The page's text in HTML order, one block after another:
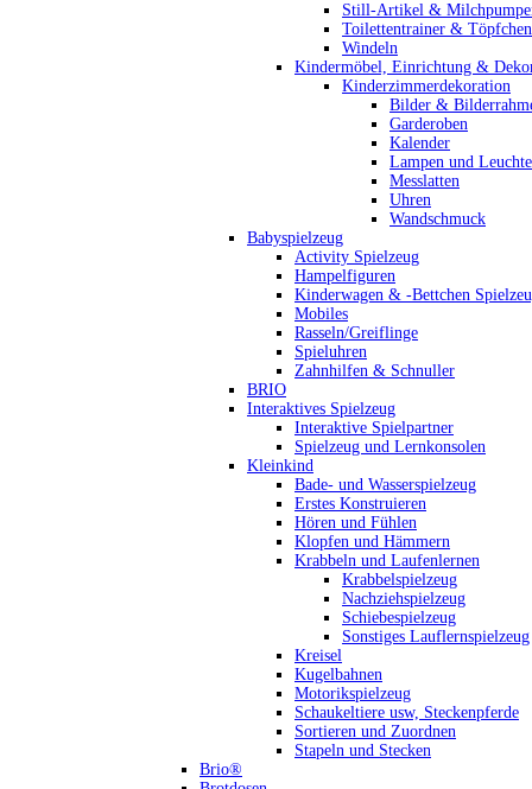
Still-Artikel &
Toilettentrainer & Töpfchen
Windeln
Kindermöbel, Einrichtung &
Kinderzimmerdekoration
Bilder &
Garderoben
Kalender
Lampen und
Messlatten
Uhren
Wandschmuck
Babyspielzeug
Activity Spielzeug
Hampelfiguren
Kinderwagen & -Bettchen
Mobiles
Rasseln/Greiflinge
Spieluhren
Zahnhilfen & Schnuller
BRIO
Interaktives Spielzeug
Interaktive Spielpartner
Spielzeug und Lernkonsolen
Kleinkind
Bade- und Wasserspielzeug
Erstes Konstruieren
Hören und Fühlen
Klopfen und Hämmern
Krabbeln und Laufenlernen
Krabbelspielzeug
Nachziehspielzeug
Schiebespielzeug
Sonstiges Lauflernspielzeug
Kreisel
Kugelbahnen
Motorikspielzeug
Schaukeltiere usw, Steckenpferde
Sortieren und Zuordnen
Stapeln und Stecken
Brio®